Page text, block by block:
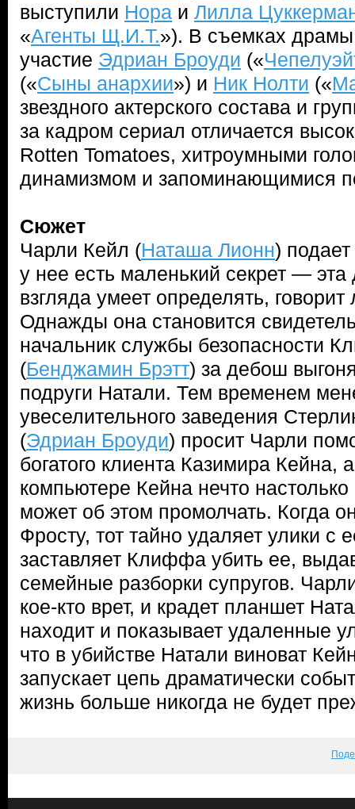
выступили Нора и Лилла
«Агенты Щ.И.Т.»). В съемках
участие Эдриан Броуди («
(«Сыны анархии») и Ник Нолти («
звездного актерского состава и
за кадром сериал отличается
Rotten Tomatoes, хитроумными
динамизмом и запоминающимися
Сюжет
Чарли Кейл (Наташа Лионн)
у нее есть маленький секрет — эта
взгляда умеет определять,
Однажды она становится
начальник службы безопасности
(Бенджамин Брэтт) за дебош
подруги Натали. Тем временем
увеселительного заведения
(Эдриан Броуди) просит Чарли
богатого клиента Казимира Кейна,
компьютере Кейна нечто
может об этом промолчать. Когда
Фросту, тот тайно удаляет улики с
заставляет Клиффа убить ее,
семейные разборки супругов.
кое-кто врет, и крадет планшет
находит и показывает удаленные
что в убийстве Натали виноват
запускает цепь драматически
жизнь больше никогда не будет